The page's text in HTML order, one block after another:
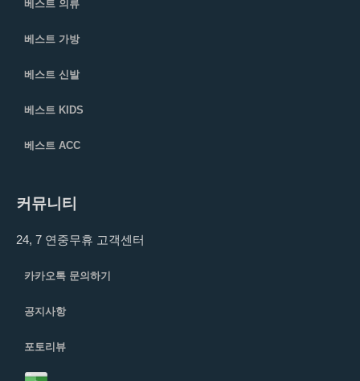
베스트 의류
베스트 가방
베스트 신발
베스트 KIDS
베스트 ACC
커뮤니티
24, 7 연중무휴 고객센터
카카오톡 문의하기
공지사항
포토리뷰